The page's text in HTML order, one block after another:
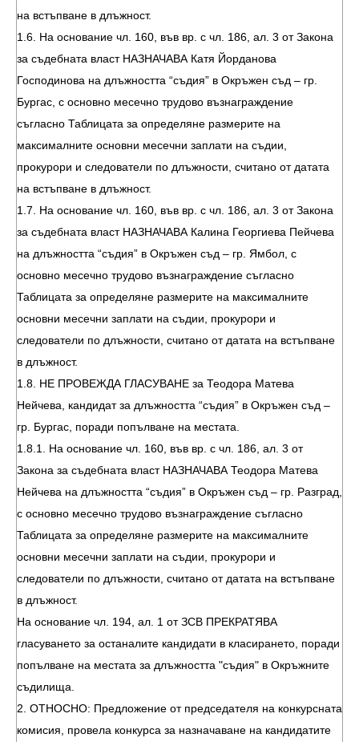
на встъпване в длъжност.
1.6. На основание чл. 160, във вр. с чл. 186, ал. 3 от Закона
за съдебната власт НАЗНАЧАВА Катя Йорданова
Господинова на длъжността “съдия” в Окръжен съд – гр.
Бургас, с основно месечно трудово възнаграждение
съгласно Таблицата за определяне размерите на
максималните основни месечни заплати на съдии,
прокурори и следователи по длъжности, считано от датата
на встъпване в длъжност.
1.7. На основание чл. 160, във вр. с чл. 186, ал. 3 от Закона
за съдебната власт НАЗНАЧАВА Калина Георгиева Пейчева
на длъжността “съдия” в Окръжен съд – гр. Ямбол, с
основно месечно трудово възнаграждение съгласно
Таблицата за определяне размерите на максималните
основни месечни заплати на съдии, прокурори и
следователи по длъжности, считано от датата на встъпване
в длъжност.
1.8. НЕ ПРОВЕЖДА ГЛАСУВАНЕ за Теодора Матева
Нейчева, кандидат за длъжността “съдия” в Окръжен съд –
гр. Бургас, поради попълване на местата.
1.8.1. На основание чл. 160, във вр. с чл. 186, ал. 3 от
Закона за съдебната власт НАЗНАЧАВА Теодора Матева
Нейчева на длъжността “съдия” в Окръжен съд – гр. Разград,
с основно месечно трудово възнаграждение съгласно
Таблицата за определяне размерите на максималните
основни месечни заплати на съдии, прокурори и
следователи по длъжности, считано от датата на встъпване
в длъжност.
На основание чл. 194, ал. 1 от ЗСВ ПРЕКРАТЯВА
гласуването за останалите кандидати в класирането, поради
попълване на местата за длъжността "съдия" в Окръжните
съдилища.
2. ОТНОСНО: Предложение от председателя на конкурсната
комисия, провела конкурса за назначаване на кандидатите